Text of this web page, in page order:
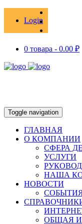
Login
0 товара - 0.00 ₽
Toggle navigation
ГЛАВНАЯ
О КОМПАНИИ
СФЕРА
УСЛУГИ
НАША
НОВОСТИ
ОБЩАЯ